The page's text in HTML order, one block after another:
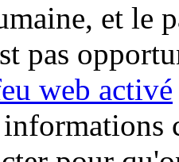
et le
pas
web activé